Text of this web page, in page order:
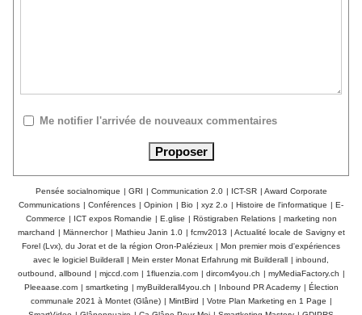
Me notifier l'arrivée de nouveaux commentaires
Pensée socialnomique | GRI | Communication 2.0 | ICT-SR | Award Corporate
Communications | Conférences | Opinion | Bio | xyz 2.o | Histoire de l'informatique | E-
Commerce | ICT expos Romandie | E.glise | Röstigraben Relations | marketing non
marchand | Männerchor | Mathieu Janin 1.0 | fcmv2013 | Actualité locale de Savigny et
Forel (Lvx), du Jorat et de la région Oron-Palézieux | Mon premier mois d'expériences
avec le logiciel Builderall | Mein erster Monat Erfahrung mit Builderall | inbound,
outbound, allbound | mjccd.com | 1fluenzia.com | dircom4you.ch | myMediaFactory.ch |
Pleeaase.com | smartketing | myBuilderall4you.ch | Inbound PR Academy | Élection
communale 2021 à Montet (Glâne) | MintBird | Votre Plan Marketing en 1 Page |